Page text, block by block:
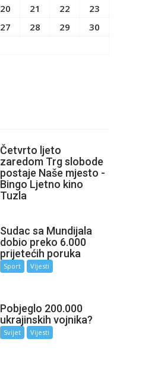
20 21 22
23
27 28 29
30
Četvrto ljeto
zaredom Trg slobode
postaje Naše mjesto -
Bingo Ljetno kino
Tuzla
Sudac sa Mundijala
dobio preko 6.000
prijetećih poruka
Sport Vijesti
Pobjeglo 200.000
ukrajinskih vojnika?
Svijet Vijesti